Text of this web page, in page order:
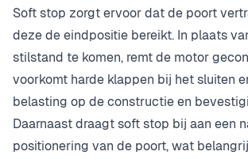
Soft stop zorgt ervoor dat de poort
deze de eindpositie bereikt. In plaats
stilstand te komen, remt de motor
voorkomt harde klappen bij het sluiten
belasting op de constructie en
Daarnaast draagt soft stop bij aan een
positionering van de poort, wat